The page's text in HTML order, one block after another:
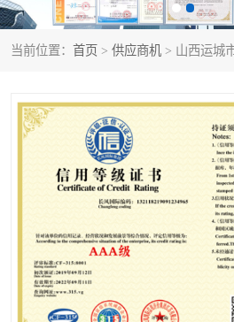
当前位置： 首页 > 供应商机 > 山西运城
劳安认证